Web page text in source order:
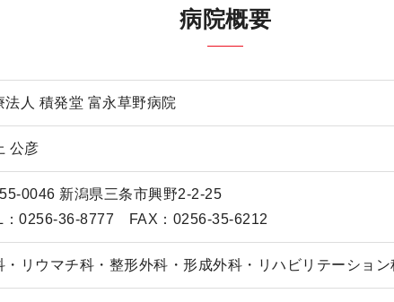
病院概要
法人 積発堂 富永草野病院
公彦
0046 新潟県三条市興野2-2-25
：0256-36-8777 FAX：0256-35-6212
・リウマチ科・整形外科・形成外科・リハビリテーショ